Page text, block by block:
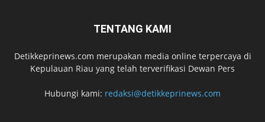
TENTANG KAMI
Detikkeprinews.com merupakan media online terpercaya di
Kepulauan Riau yang telah terverifikasi Dewan Pers
Hubungi kami: redaksi@detikkeprinews.com